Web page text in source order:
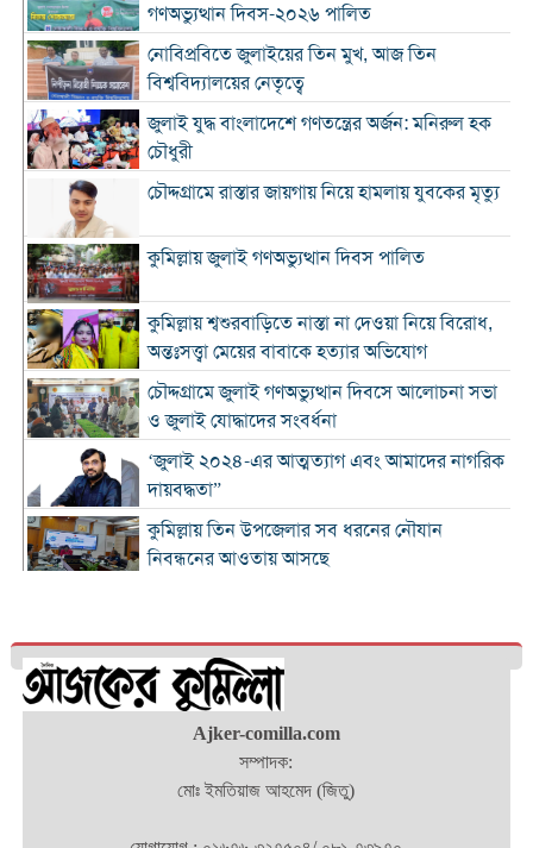
গণঅভ্যুত্থান দিবস-২০২৬ পালিত
নোবিপ্রবিতে জুলাইয়ের তিন মুখ, আজ তিন
বিশ্ববিদ্যালয়ের নেতৃত্বে
জুলাই যুদ্ধ বাংলাদেশে গণতন্ত্রের অর্জন: মনিরুল হক
চৌধুরী
চৌদ্দগ্রামে রাস্তার জায়গায় নিয়ে হামলায় যুবকের মৃত্যু
কুমিল্লায় জুলাই গণঅভ্যুত্থান দিবস পালিত
কুমিল্লায় শ্বশুরবাড়িতে নাস্তা না দেওয়া নিয়ে বিরোধ,
অন্তঃসত্ত্বা মেয়ের বাবাকে হত্যার অভিযোগ
চৌদ্দগ্রামে জুলাই গণঅভ্যুত্থান দিবসে আলোচনা সভা
ও জুলাই যোদ্ধাদের সংবর্ধনা
‘জুলাই ২০২৪-এর আত্মত্যাগ এবং আমাদের নাগরিক
দায়বদ্ধতা”
কুমিল্লায় তিন উপজেলার সব ধরনের নৌযান
নিবন্ধনের আওতায় আসছে
দাউদকান্দিতে ৫২ কেজি গাঁজাসহ প্রাইভেট কার জব্দ,
আটক ১
কুমিল্লার ৫ হাসপাতাল-ডায়াগনস্টিক সাময়িকভাবে
জুলাই গণ-অভ্যুত্থান দিবস উপলক্ষে নোবিপ্রবিতে
Ajker-comilla.com
সম্পাদক:
মোঃ ইমতিয়াজ আহমেদ (জিতু)